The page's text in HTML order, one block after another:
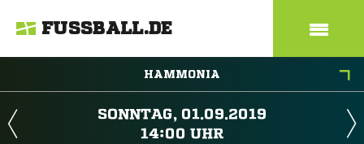
FUSSBALL.DE
HAMMONIA
 
 